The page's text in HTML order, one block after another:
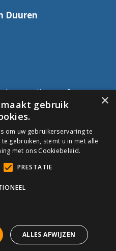
Duuren
zijn nu af te
kan alleen met
dus geen pin.
Shop
van: Van den Heuvel & Van
×
gebruik
om uw gebruikerservaring te
gebruiken, stemt u in met alle
met ons Cookiebeleid.
PRESTATIE
ALLES AFWIJZEN